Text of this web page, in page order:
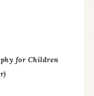
for Children